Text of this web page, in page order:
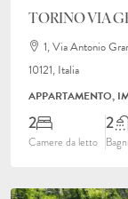
TORINO VIA
1, Via Antonio
10121, Italia
APPARTAMENTO,
2
Camere da letto
2
Bagni